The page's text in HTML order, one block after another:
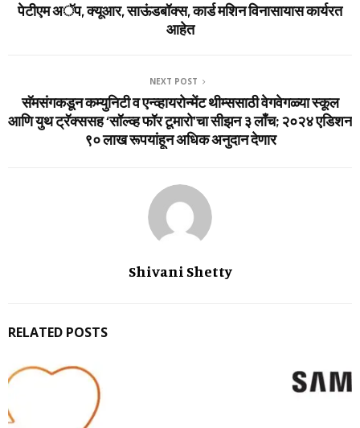
पेटीएम अॅप, क्‍यूआर, साऊंडबॉक्‍स, कार्ड मशिन विनासायास कार्यरत
आहेत
NEXT POST
सॅमसंगकडून कम्‍युनिटी व एन्‍व्‍हायरोन्‍मेंट थीम्‍ससाठी वेगवेगळ्या स्‍कूल
आणि युथ ट्रॅक्‍ससह ‘सॉल्‍व्‍ह फॉर टूमारो’चा सीझन ३ लाँच; २०२४ एडिशन
९० लाख रूपयांहून अधिक अनुदान देणार
Shivani Shetty
RELATED POSTS